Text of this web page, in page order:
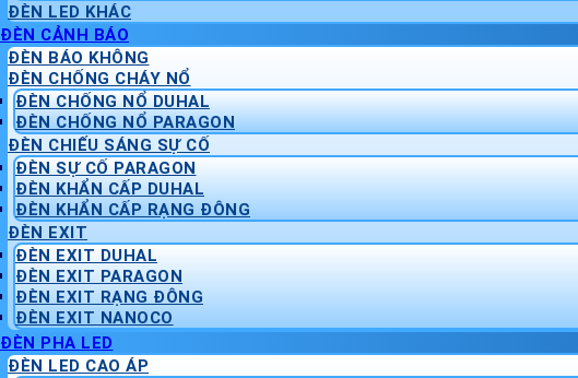
ĐÈN LED KHÁC
ĐÈN CẢNH BÁO
ĐÈN BÁO KHÔNG
ĐÈN CHỐNG CHÁY NỔ
ĐÈN CHỐNG NỔ DUHAL
ĐÈN CHỐNG NỔ PARAGON
ĐÈN CHIẾU SÁNG SỰ CỐ
ĐÈN SỰ CỐ PARAGON
ĐÈN KHẨN CẤP DUHAL
ĐÈN KHẨN CẤP RẠNG ĐÔNG
ĐÈN EXIT
ĐÈN EXIT DUHAL
ĐÈN EXIT PARAGON
ĐÈN EXIT RẠNG ĐÔNG
ĐÈN EXIT NANOCO
ĐÈN PHA LED
ĐÈN LED CAO ÁP